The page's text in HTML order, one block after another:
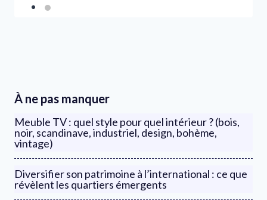
À ne pas manquer
Meuble TV : quel style pour quel intérieur ? (bois,
noir, scandinave, industriel, design, bohème,
vintage)
Diversifier son patrimoine à l’international : ce que
révèlent les quartiers émergents